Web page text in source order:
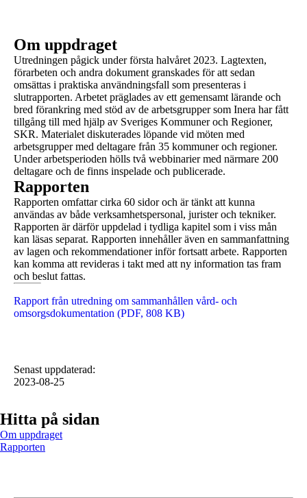
Om uppdraget
Utredningen pågick under första halvåret 2023. Lagtexten,
förarbeten och andra dokument granskades för att sedan
omsättas i praktiska användningsfall som presenteras i
slutrapporten. Arbetet präglades av ett gemensamt lärande och
bred förankring med stöd av de arbetsgrupper som Inera har fått
tillgång till med hjälp av Sveriges Kommuner och Regioner,
SKR. Materialet diskuterades löpande vid möten med
arbetsgrupper med deltagare från 35 kommuner och regioner.
Under arbetsperioden hölls två webbinarier med närmare 200
deltagare och de finns inspelade och publicerade.
Rapporten
Rapporten omfattar cirka 60 sidor och är tänkt att kunna
användas av både verksamhetspersonal, jurister och tekniker.
Rapporten är därför uppdelad i tydliga kapitel som i viss mån
kan läsas separat. Rapporten innehåller även en sammanfattning
av lagen och rekommendationer inför fortsatt arbete. Rapporten
kan komma att revideras i takt med att ny information tas fram
och beslut fattas.
Rapport från utredning om sammanhållen vård- och
omsorgsdokumentation (PDF, 808 KB)
Senast uppdaterad:
2023-08-25
Hitta på sidan
Om uppdraget
Rapporten